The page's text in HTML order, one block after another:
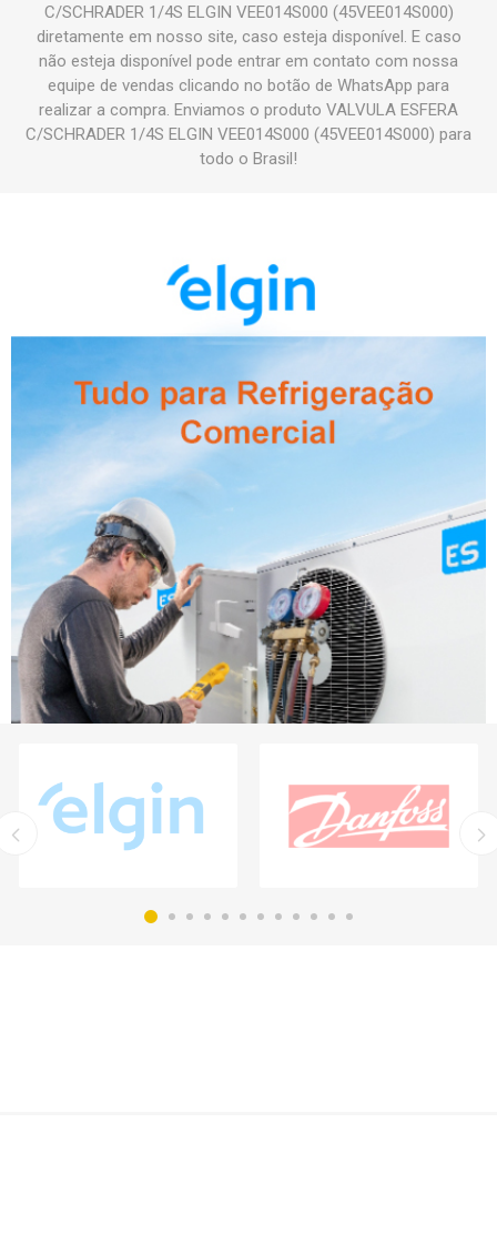
C/SCHRADER 1/4S ELGIN VEE014S000 (45VEE014S000)
diretamente em nosso site, caso esteja disponível. E caso
não esteja disponível pode entrar em contato com nossa
equipe de vendas clicando no botão de WhatsApp para
realizar a compra. Enviamos o produto VALVULA ESFERA
C/SCHRADER 1/4S ELGIN VEE014S000 (45VEE014S000) para
todo o Brasil!